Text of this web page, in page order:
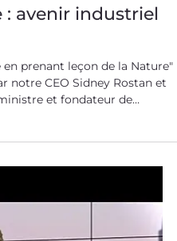
des Échos. Une belle
scientifique soutenu,
le biomimétisme est aussi
pour les entreprises